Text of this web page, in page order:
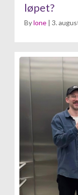
løpet?
Bylone | 3.